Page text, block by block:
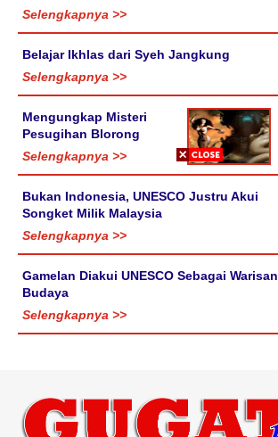
Selengkapnya >>
Belajar Ikhlas dari Syeh Jangkung
Selengkapnya >>
Mengungkap Misteri
Pesugihan Blorong
Selengkapnya >>
Bukan Indonesia, UNESCO Justru Akui
Songket Milik Malaysia
Selengkapnya >>
Gamelan Diakui UNESCO Sebagai Warisan
Budaya
Selengkapnya >>